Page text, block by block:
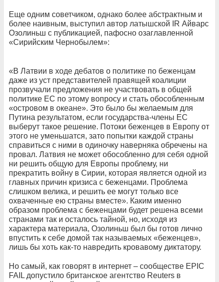
Еще одним советчиком, однако более абстрактным и
более наивным, выступил автор латышской IR Айварс
Озолиньш с публикацией, пафосно озаглавленной
«Сирийским Чернобылем»:
«В Латвии в ходе дебатов о политике по беженцам
даже из уст представителей правящей коалиции
прозвучали предложения не участвовать в общей
политике ЕС по этому вопросу и стать обособленным
«островом в океане». Это было бы желаемым для
Путина результатом, если государства-члены ЕС
выберут такое решение. Потоки беженцев в Европу от
этого не уменьшатся, зато попытки каждой страны
справиться с ними в одиночку наверняка обречены на
провал. Латвия не может обособленно для себя одной
ни решить общую для Европы проблему, ни
прекратить войну в Сирии, которая является одной из
главных причин кризиса с беженцами. Проблема
слишком велика, и решить ее могут только все
охваченные ею страны вместе». Каким именно
образом проблема с беженцами будет решена всеми
странами так и осталось тайной, но, исходя из
характера материала, Озолиньш был бы готов лично
впустить к себе домой так называемых «беженцев»,
лишь бы хоть как-то навредить кровавому диктатору.
Но самый, как говорят в интернет – сообществе EPIC
FAIL допустило британское агентство Reuters в